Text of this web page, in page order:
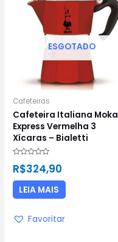
ESGOTADO
Cafeteiras
Cafeteira Italiana Moka
Express Vermelha 3
Xícaras – Bialetti
0
5
R$324,90
LEIA MAIS
Favoritar